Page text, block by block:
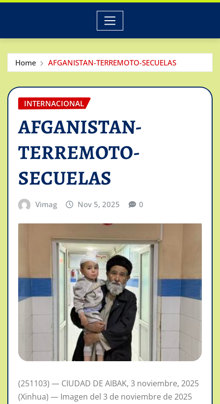
Home AFGANISTAN-TERREMOTO-SECUELAS
INTERNACIONAL
AFGANISTAN-
TERREMOTO-
SECUELAS
Vimag Nov 5, 2025 0
(251103) — CIUDAD DE AIBAK, 3 noviembre, 2025
(Xinhua) — Imagen del 3 de noviembre de 2025